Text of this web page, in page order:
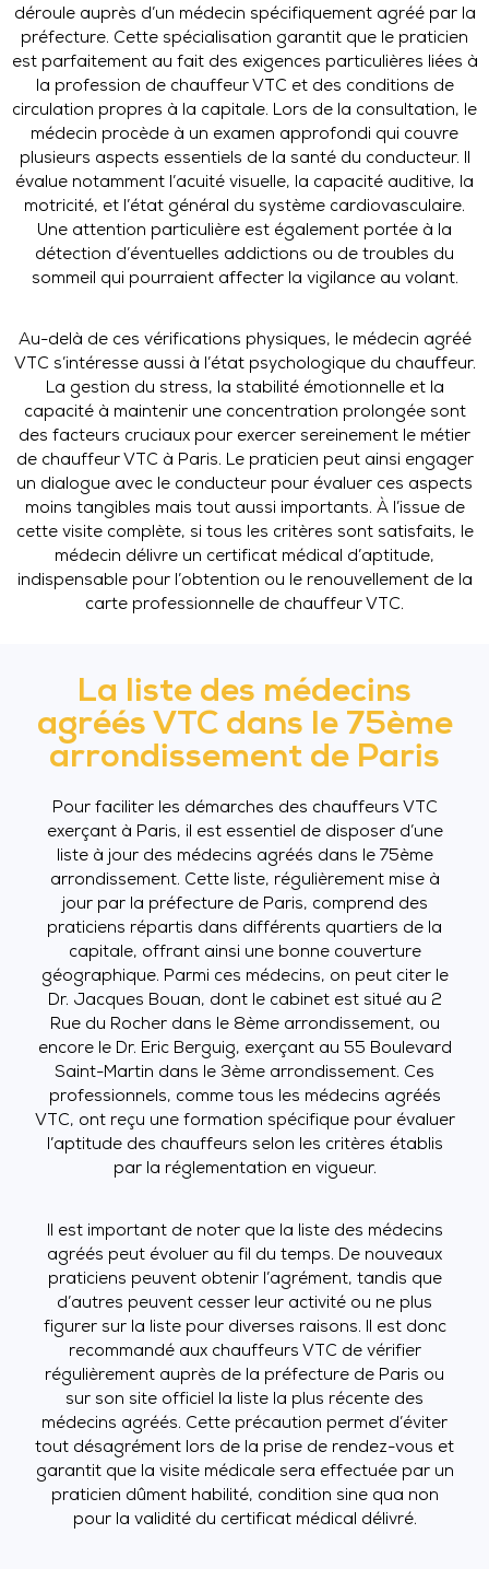
déroule auprès d’un médecin spécifiquement agréé par la
préfecture. Cette spécialisation garantit que le praticien
est parfaitement au fait des exigences particulières liées à
la profession de chauffeur VTC et des conditions de
circulation propres à la capitale. Lors de la consultation, le
médecin procède à un examen approfondi qui couvre
plusieurs aspects essentiels de la santé du conducteur. Il
évalue notamment l’acuité visuelle, la capacité auditive, la
motricité, et l’état général du système cardiovasculaire.
Une attention particulière est également portée à la
détection d’éventuelles addictions ou de troubles du
sommeil qui pourraient affecter la vigilance au volant.
Au-delà de ces vérifications physiques, le médecin agréé
VTC s’intéresse aussi à l’état psychologique du chauffeur.
La gestion du stress, la stabilité émotionnelle et la
capacité à maintenir une concentration prolongée sont
des facteurs cruciaux pour exercer sereinement le métier
de chauffeur VTC à Paris. Le praticien peut ainsi engager
un dialogue avec le conducteur pour évaluer ces aspects
moins tangibles mais tout aussi importants. À l’issue de
cette visite complète, si tous les critères sont satisfaits, le
médecin délivre un certificat médical d’aptitude,
indispensable pour l’obtention ou le renouvellement de la
carte professionnelle de chauffeur VTC.
La liste des médecins
agréés VTC dans le 75ème
arrondissement de Paris
Pour faciliter les démarches des chauffeurs VTC
exerçant à Paris, il est essentiel de disposer d’une
liste à jour des médecins agréés dans le 75ème
arrondissement. Cette liste, régulièrement mise à
jour par la préfecture de Paris, comprend des
praticiens répartis dans différents quartiers de la
capitale, offrant ainsi une bonne couverture
géographique. Parmi ces médecins, on peut citer le
Dr. Jacques Bouan, dont le cabinet est situé au 2
Rue du Rocher dans le 8ème arrondissement, ou
encore le Dr. Eric Berguig, exerçant au 55 Boulevard
Saint-Martin dans le 3ème arrondissement. Ces
professionnels, comme tous les médecins agréés
VTC, ont reçu une formation spécifique pour évaluer
l’aptitude des chauffeurs selon les critères établis
par la réglementation en vigueur.
Il est important de noter que la liste des médecins
agréés peut évoluer au fil du temps. De nouveaux
praticiens peuvent obtenir l’agrément, tandis que
d’autres peuvent cesser leur activité ou ne plus
figurer sur la liste pour diverses raisons. Il est donc
recommandé aux chauffeurs VTC de vérifier
régulièrement auprès de la préfecture de Paris ou
sur son site officiel la liste la plus récente des
médecins agréés. Cette précaution permet d’éviter
tout désagrément lors de la prise de rendez-vous et
garantit que la visite médicale sera effectuée par un
praticien dûment habilité, condition sine qua non
pour la validité du certificat médical délivré.